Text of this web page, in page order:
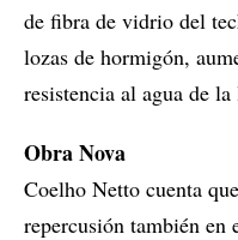
de fibra de vidrio del
lozas de hormigón,
resistencia al agua de
Obra Nova
Coelho Netto cuenta
repercusión también